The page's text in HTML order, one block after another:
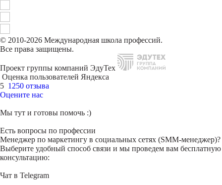
© 2010-2026 Международная школа профессий.
Все права защищены.
Проект группы компаний ЭдуТех
Оценка пользователей Яндекса
5 1250 отзыва
Оцените нас
Мы тут и готовы помочь :)
Есть вопросы по профессии
Менеджер по маркетингу в социальных сетях (SMM-менеджер)?
Выберите удобный способ связи и мы проведем вам бесплатную
консультацию:
Чат в Telegram